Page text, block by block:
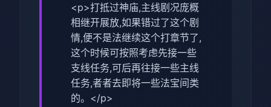
<p>打抵过神庙,主线剧况庞概
相继开展放,如果错过了这个剧
情,便不是法继续这个打章节了,
这个时候可按照考虑先接一些
支线任务,可后再往接一些主线
任务,者者去即将一些法宝间类
的。</p>